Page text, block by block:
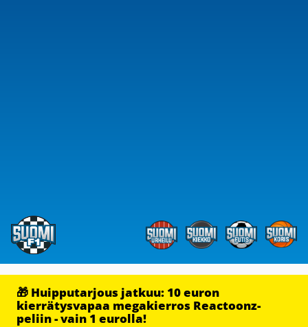
🎁 Huipputarjous jatkuu: 10 euron
kierrätysvapaa megakierros Reactoonz-
peliin - vain 1 eurolla!